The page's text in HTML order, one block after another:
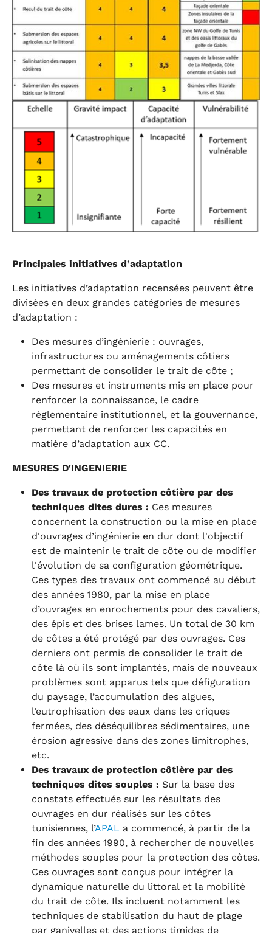
Principales initiatives d’adaptation
Les initiatives d’adaptation recensées peuvent être
divisées en deux grandes catégories de mesures
d’adaptation :
Des mesures d’ingénierie : ouvrages,
infrastructures ou aménagements côtiers
permettant de consolider le trait de côte ;
Des mesures et instruments mis en place pour
renforcer la connaissance, le cadre
réglementaire institutionnel, et la gouvernance,
permettant de renforcer les capacités en
matière d’adaptation aux CC.
MESURES D'INGENIERIE
Des travaux de protection côtière par des
techniques dites dures : Ces mesures
concernent la construction ou la mise en place
d'ouvrages d’ingénierie en dur dont l'objectif
est de maintenir le trait de côte ou de modifier
l'évolution de sa configuration géométrique.
Ces types des travaux ont commencé au début
des années 1980, par la mise en place
d’ouvrages en enrochements pour des cavaliers,
des épis et des brises lames. Un total de 30 km
de côtes a été protégé par des ouvrages. Ces
derniers ont permis de consolider le trait de
côte là où ils sont implantés, mais de nouveaux
problèmes sont apparus tels que défiguration
du paysage, l’accumulation des algues,
l’eutrophisation des eaux dans les criques
fermées, des déséquilibres sédimentaires, une
érosion agressive dans des zones limitrophes,
etc.
Des travaux de protection côtière par des
techniques dites souples : Sur la base des
constats effectués sur les résultats des
ouvrages en dur réalisés sur les côtes
tunisiennes, l’APAL a commencé, à partir de la
fin des années 1990, à rechercher de nouvelles
méthodes souples pour la protection des côtes.
Ces ouvrages sont conçus pour intégrer la
dynamique naturelle du littoral et la mobilité
du trait de côte. Ils incluent notamment les
techniques de stabilisation du haut de plage
par ganivelles et des actions timides de